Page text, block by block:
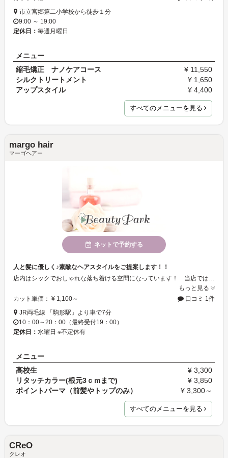
市立宮郷第二小学校から徒歩１分
9:00 ～ 19:00
定休日： 毎週月曜日
メニュー
縮毛矯正 ナノケアコース
¥ 11,550
シルクトリートメント
¥ 1,650
アップスタイル
¥ 4,400
すべてのメニューを見る
margo hair
マーゴヘアー
ネットで予約する
人と髪に優しく♪素敵なヘアスタイルをご提案します！！
店内はシックでおしゃれな落ち着ける空間になっています！ 当店では1人のスタイリストが最後までしっかりと対応をしますので安心♪髪質の悩みやスタイルの相談などお気軽にどうぞ！ メニューは髪や頭皮に優しい「炭酸システム」を導入したものが人気です。*:゜
もっと見る
カット単価： ¥ 1,100～
口コミ 1件
JR両毛線 「駒形駅」より車で7分
10：00～20：00（最終受付19：00）
定休日： 水曜日 ※不定休有
メニュー
高校生
¥ 3,300
リタッチカラー(根元3ｃｍまで)
¥ 3,850
ポイントパーマ（前髪やトップのみ）
¥ 3,300～
すべてのメニューを見る
CReO
クレオ